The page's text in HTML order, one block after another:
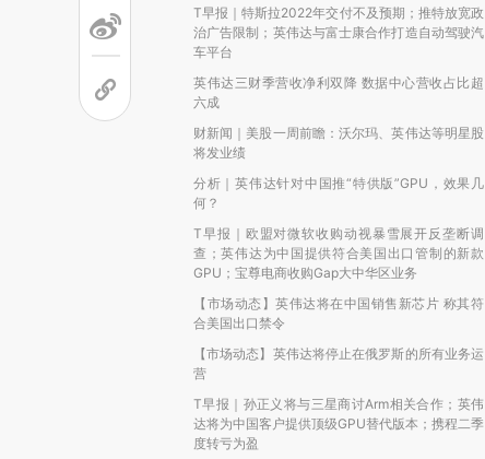
T早报｜特斯拉2022年交付不及预期；推特放宽政
治广告限制；英伟达与富士康合作打造自动驾驶汽
车平台
英伟达三财季营收净利双降 数据中心营收占比超
六成
财新闻｜美股一周前瞻：沃尔玛、英伟达等明星股
将发业绩
分析｜英伟达针对中国推“特供版”GPU，效果几
何？
T早报｜欧盟对微软收购动视暴雪展开反垄断调
查；英伟达为中国提供符合美国出口管制的新款
GPU；宝尊电商收购Gap大中华区业务
【市场动态】英伟达将在中国销售新芯片 称其符
合美国出口禁令
【市场动态】英伟达将停止在俄罗斯的所有业务运
营
T早报｜孙正义将与三星商讨Arm相关合作；英伟
达将为中国客户提供顶级GPU替代版本；携程二季
度转亏为盈